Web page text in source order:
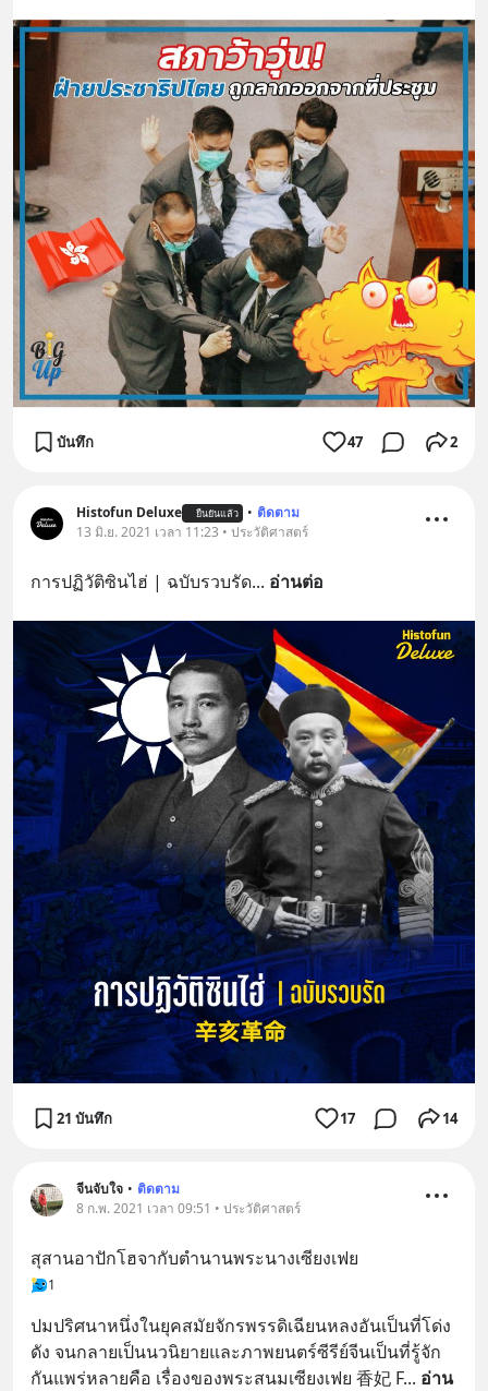
บันทึก 47 2
Histofun Deluxe ยืนยันแล้ว • ติดตาม
13 มิ.ย. 2021 เวลา 11:23 • ประวัติศาสตร์
การปฏิวัติซินไฮ่ | ฉบับรวบรัด... อ่านต่อ
21 บันทึก 17 14
จีนจับใจ • ติดตาม
8 ก.พ. 2021 เวลา 09:51 • ประวัติศาสตร์
สุสานอาปักโฮจากับตำนานพระนางเซียงเฟย
1
ปมปริศนาหนึ่งในยุคสมัยจักรพรรดิเฉียนหลงอันเป็นที่โด่ง
ดัง จนกลายเป็นนวนิยายและภาพยนตร์ซีรีย์จีนเป็นที่รู้จัก
กันแพร่หลายคือ เรื่องของพระสนมเซียงเฟย 香妃 F... อ่าน